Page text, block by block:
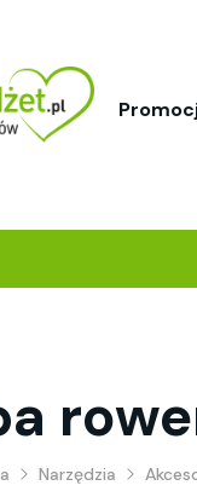
Narzędzia